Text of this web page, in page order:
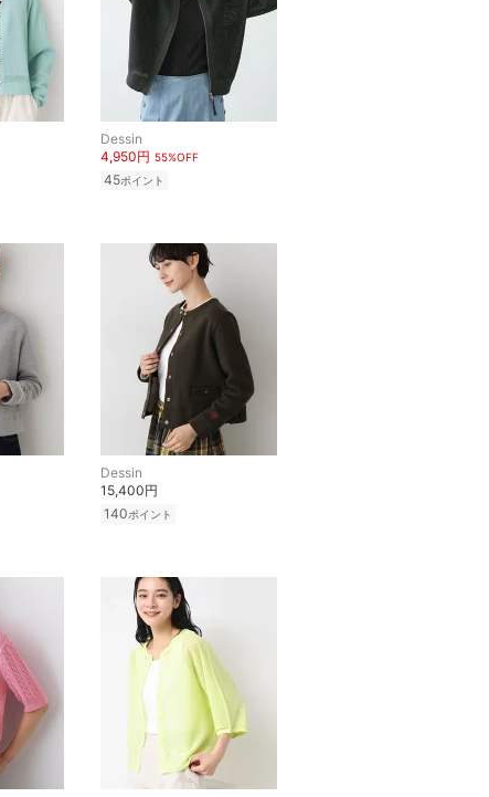
Dessin
4,950円 55%OFF
45ポイント
Dessin
15,400円
140ポイント